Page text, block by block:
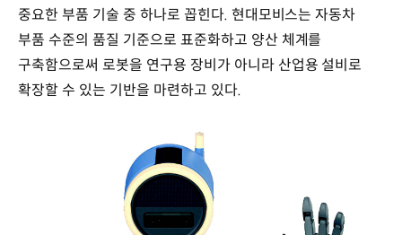
중요한 부품 기술 중 하나로 꼽힌다. 현대모비스는 자동차
부품 수준의 품질 기준으로 표준화하고 양산 체계를
구축함으로써 로봇을 연구용 장비가 아니라 산업용 설비로
확장할 수 있는 기반을 마련하고 있다.